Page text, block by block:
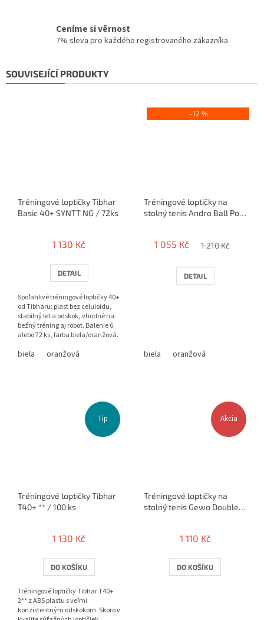
Ceníme si věrnost
7% sleva pro každého registrovaného zákazníka
SOUVISEJÍCÍ PRODUKTY
Tréningové loptičky Tibhar
Basic 40+ SYNTT NG / 72ks
1 130 Kč
DETAIL
Spoľahlivé tréningové loptičky 40+
od Tibharu: plast bez celuloidu,
stabilný let a odskok, vhodné na
bežný tréning aj robot. Balenie 6
alebo 72 ks, farba biela/oranžová.
biela oranžová
–12 %
Tréningové loptičky na
stolný tenis Andro Ball Poly
1 055 Kč 1 210 Kč
DETAIL
biela oranžová
Tip
Tréningové loptičky Tibhar
T40+ ** / 100 ks
1 130 Kč
DO KOŠÍKU
Tréningové loptičky Tibhar T40+
2** z ABS plastu s veľmi
konzistentným odskokom. Skoro v
Akcia
Tréningové loptičky na
stolný tenis Gewo Double
1 110 Kč
DO KOŠÍKU